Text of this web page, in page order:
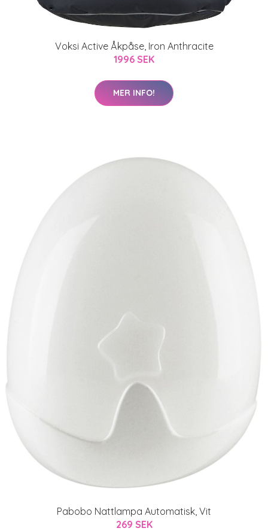
Voksi Active Åkpåse, Iron Anthracite
1996 SEK
MER INFO!
Pabobo Nattlampa Automatisk, Vit
269 SEK